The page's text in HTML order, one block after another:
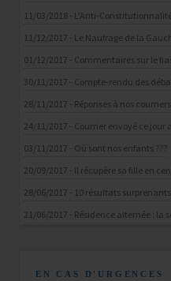
11/03/2018 - L’Anti-
11/12/2017 - Le Naufrage de la
01/12/2017 - Commentaires sur le
30/11/2017 - Compte-rendu des
28/11/2017 - Réponses à nos
24/11/2017 - Courrier envoyé ce jour
03/11/2017 - Où sont nos enfants ???
20/09/2017 - Il récupère sa fille en
28/06/2017 - 10 résultats surprenants
21/06/2017 - Résidence alternée : la
EN CAS D'URGENCES